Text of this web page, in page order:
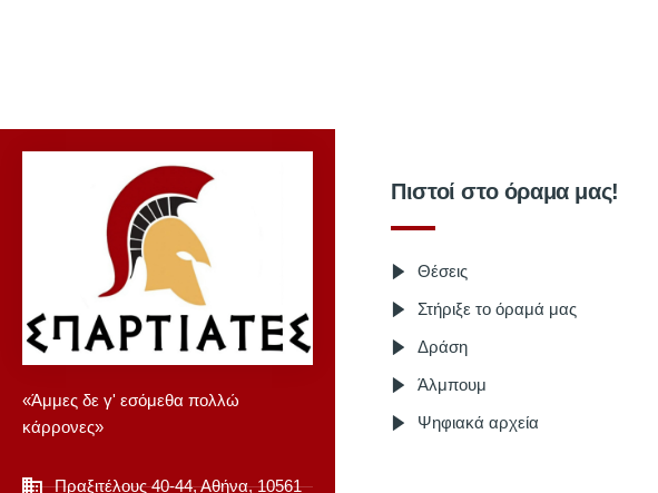
«Άμμες δε γ' εσόμεθα πολλώ
κάρρονες»
Πραξιτέλους 40-44, Αθήνα, 10561
Πιστοί στο όραμα μας!
Θέσεις
Στήριξε το όραμά μας
Δράση
Άλμπουμ
Ψηφιακά αρχεία